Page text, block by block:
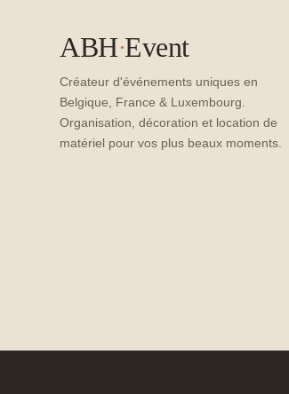
ABH·Event
Créateur d'événements uniques en
Belgique, France & Luxembourg.
Organisation, décoration et location de
matériel pour vos plus beaux moments.